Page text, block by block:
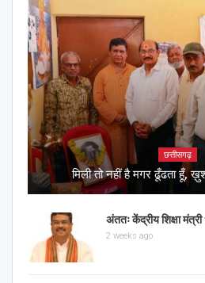
छत्तीसगढ़
मिली तो नहीं है मगर ढूँढता हूँ,
अंततः केंद्रीय शिक्षा मंत्री
2 weeks ago